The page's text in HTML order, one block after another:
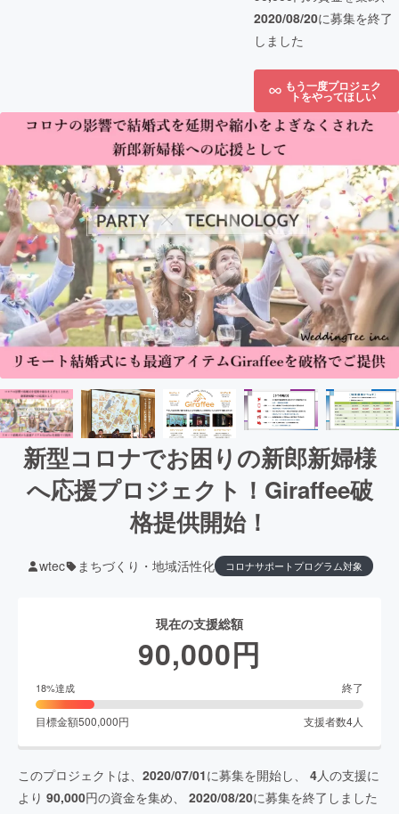
2020/08/20に募集を終了
しました
もう一度プロジェク
トをやってほしい
新型コロナでお困りの新郎新婦様
へ応援プロジェクト！Giraffee破
格提供開始！
wtec まちづくり・地域活性化 コロナサポートプログラム対象
現在の支援総額
90,000円
18%達成 終了
目標金額500,000円 支援者数4人
このプロジェクトは、 2020/07/01に募集を開始し、 4人の支援に
より 90,000円の資金を集め、 2020/08/20に募集を終了しました